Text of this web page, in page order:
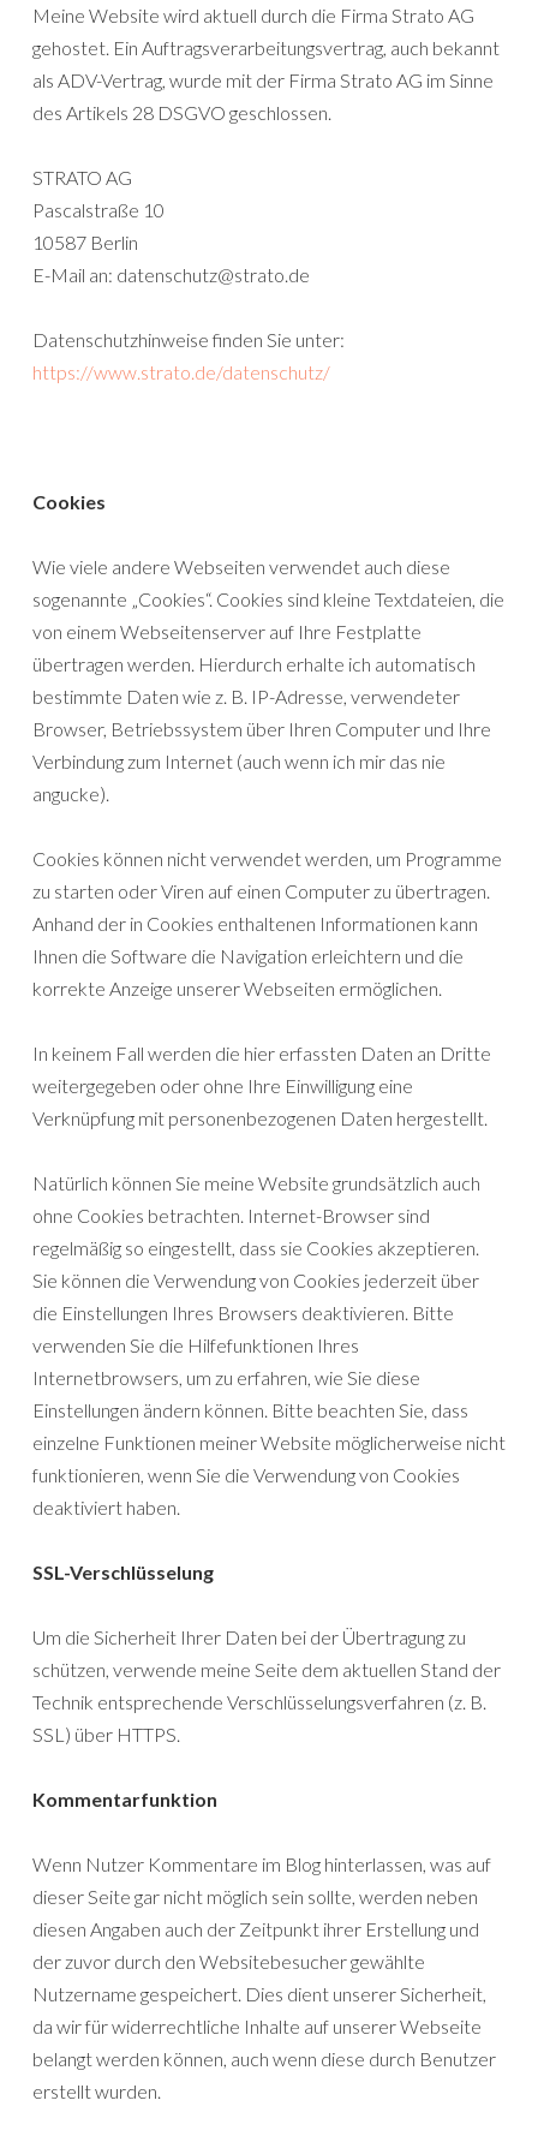
Meine Website wird aktuell durch die Firma Strato AG
gehostet. Ein Auftragsverarbeitungsvertrag, auch bekannt
als ADV-Vertrag, wurde mit der Firma Strato AG im Sinne
des Artikels 28 DSGVO geschlossen.
STRATO AG
Pascalstraße 10
10587 Berlin
E-Mail an: datenschutz@strato.de
Datenschutzhinweise finden Sie unter:
https://www.strato.de/datenschutz/
Cookies
Wie viele andere Webseiten verwendet auch diese
sogenannte „Cookies“. Cookies sind kleine Textdateien, die
von einem Webseitenserver auf Ihre Festplatte
übertragen werden. Hierdurch erhalte ich automatisch
bestimmte Daten wie z. B. IP-Adresse, verwendeter
Browser, Betriebssystem über Ihren Computer und Ihre
Verbindung zum Internet (auch wenn ich mir das nie
angucke).
Cookies können nicht verwendet werden, um Programme
zu starten oder Viren auf einen Computer zu übertragen.
Anhand der in Cookies enthaltenen Informationen kann
Ihnen die Software die Navigation erleichtern und die
korrekte Anzeige unserer Webseiten ermöglichen.
In keinem Fall werden die hier erfassten Daten an Dritte
weitergegeben oder ohne Ihre Einwilligung eine
Verknüpfung mit personenbezogenen Daten hergestellt.
Natürlich können Sie meine Website grundsätzlich auch
ohne Cookies betrachten. Internet-Browser sind
regelmäßig so eingestellt, dass sie Cookies akzeptieren.
Sie können die Verwendung von Cookies jederzeit über
die Einstellungen Ihres Browsers deaktivieren. Bitte
verwenden Sie die Hilfefunktionen Ihres
Internetbrowsers, um zu erfahren, wie Sie diese
Einstellungen ändern können. Bitte beachten Sie, dass
einzelne Funktionen meiner Website möglicherweise nicht
funktionieren, wenn Sie die Verwendung von Cookies
deaktiviert haben.
SSL-Verschlüsselung
Um die Sicherheit Ihrer Daten bei der Übertragung zu
schützen, verwende meine Seite dem aktuellen Stand der
Technik entsprechende Verschlüsselungsverfahren (z. B.
SSL) über HTTPS.
Kommentarfunktion
Wenn Nutzer Kommentare im Blog hinterlassen, was auf
dieser Seite gar nicht möglich sein sollte, werden neben
diesen Angaben auch der Zeitpunkt ihrer Erstellung und
der zuvor durch den Websitebesucher gewählte
Nutzername gespeichert. Dies dient unserer Sicherheit,
da wir für widerrechtliche Inhalte auf unserer Webseite
belangt werden können, auch wenn diese durch Benutzer
erstellt wurden.